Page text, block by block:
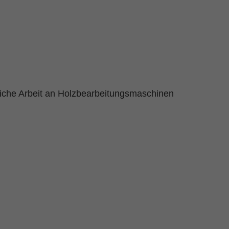
Arbeit an Holzbearbeitungsmaschinen